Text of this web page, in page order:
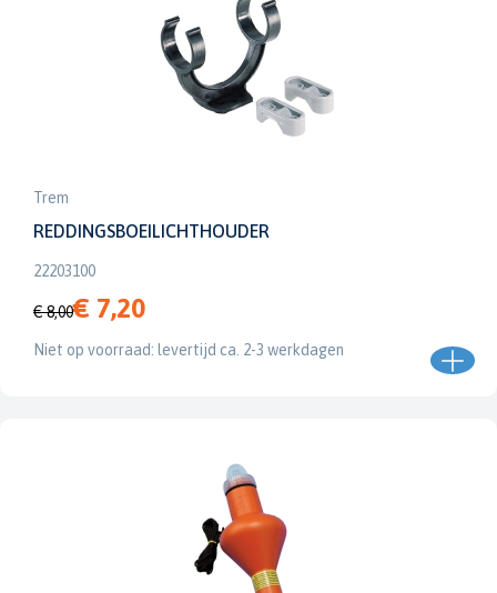
Trem
REDDINGSBOEILICHTHOUDER
22203100
€ 8,00€ 7,20
Niet op voorraad: levertijd ca. 2-3 werkdagen